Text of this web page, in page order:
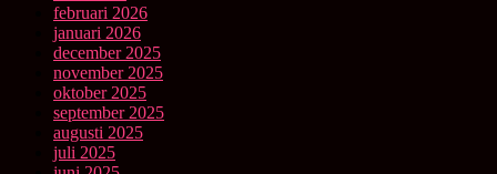
februari 2026
januari 2026
december 2025
november 2025
oktober 2025
september 2025
augusti 2025
juli 2025